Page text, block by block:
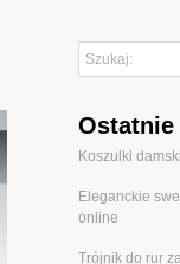
Ostatnie
Koszulki
Eleganckie
online
Trójnik do rur